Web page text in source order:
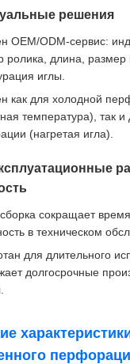
решения
OEM/ODM-сервис:
ролика, длина, размер
иглы.
как для холодной
температура), так и
(нагретая игла).
сокращает
в техническом
для длительного
долгосрочные